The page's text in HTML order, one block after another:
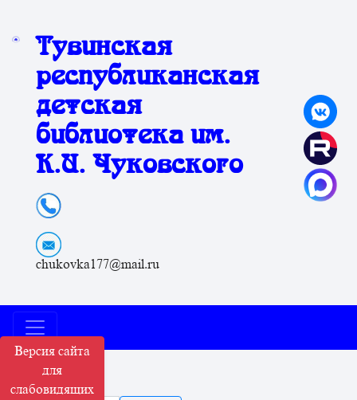
Версия сайта
для
слабовидящих
Тувинская
республиканская
детская
библиотека им.
К.И. Чуковского
chukovka177@mail.ru